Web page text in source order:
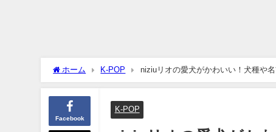
ホーム K-POP niziuリオの愛犬がかわいい！犬種や名
Facebook
K-POP